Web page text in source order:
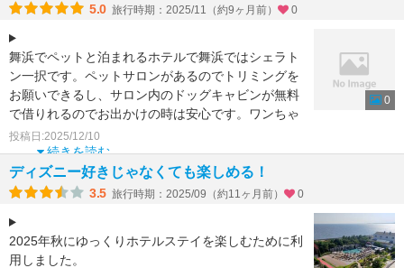
5.0 旅行時期：2025/11（約9ヶ月前） 0
舞浜でペットと泊まれるホテルで舞浜ではシェラト
ン一択です。ペットサロンがあるのでトリミングを
お願いできるし、サロン内のドッグキャビンが無料
で借りれるのでお出かけの時は安心です。ワンちゃ
ん用食事も注文で
続きを読む
投稿日:2025/12/10
0
ディズニー好きじゃなくても楽しめる！
3.5 旅行時期：2025/09（約11ヶ月前） 0
2025年秋にゆっくりホテルステイを楽しむために利
用しました。